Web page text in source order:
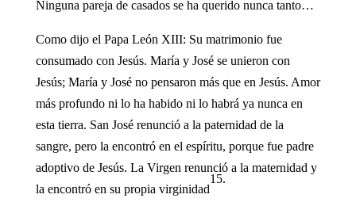
Ninguna pareja de casados se ha querido nunca tanto…
Como dijo el Papa León XIII: Su matrimonio fue
consumado con Jesús. María y José se unieron con
Jesús; María y José no pensaron más que en Jesús. Amor
más profundo ni lo ha habido ni lo habrá ya nunca en
esta tierra. San José renunció a la paternidad de la
sangre, pero la encontró en el espíritu, porque fue padre
adoptivo de Jesús. La Virgen renunció a la maternidad y
la encontró en su propia virginidad
15.